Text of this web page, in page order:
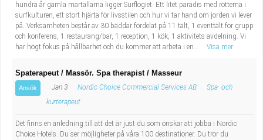
Naturvetenskapligt arbete
Pedagogiskt arbete
Sanering och renhållning
Socialt arbete
Säkerhetsarbete
Läkarsekreterare/Vårdadmin/Medicinsk
sekreterare
Lastbilsförare m.fl.
Fastighetsskötare
Informatör/Kommunikatör
hundra år gamla martallarna ligger Surflogiet. Ett litet paradis med rötterna i
surfkulturen, ett stort hjärta för livsstilen och hur vi tar hand om jorden vi lever
på. Verksamheten består av 30 bäddar fördelat på 11 tält, 1 eventtält för grupp
och konferens, 1 restaurang/bar, 1 reception, 1 kök, 1 aktivitets avdelning. Vi
har högt fokus på hållbarhet och du kommer att arbeta i en...
Visa mer
Spaterapeut / Massör. Spa therapist / Masseur
Ansök Jan 3 Nordic Choice Commercial Services AB
Spa- och
kurterapeut
Det finns en anledning till att det är just du som önskar att jobba i Nordic
Choice Hotels. Du ser möjligheter på våra 100 destinationer. Du tror du